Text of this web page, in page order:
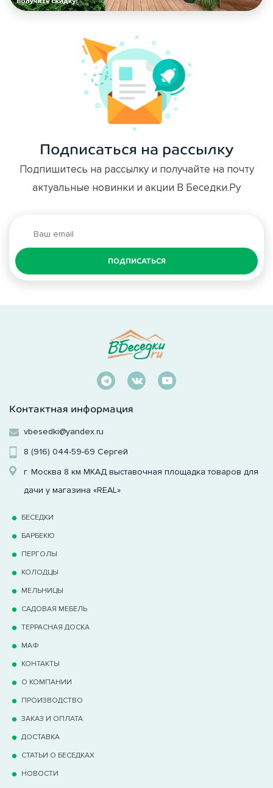
Подписаться на рассылку
Подпишитесь на рассылку и получайте на почту
актуальные новинки и акции В Беседки.Ру
ПОДПИСАТЬСЯ
Контактная информация
vbesedki@yandex.ru
8 (916) 044-59-69 Сергей
г. Москва 8 км МКАД выставочная площадка товаров для
дачи у магазина «REAL»
БЕСЕДКИ
БАРБЕКЮ
ПЕРГОЛЫ
КОЛОДЦЫ
МЕЛЬНИЦЫ
САДОВАЯ МЕБЕЛЬ
ТЕРРАCНАЯ ДОСКА
МАФ
КОНТАКТЫ
О КОМПАНИИ
ПРОИЗВОДСТВО
ЗАКАЗ И ОПЛАТА
ДОСТАВКА
СТАТЬИ О БЕСЕДКАХ
НОВОСТИ